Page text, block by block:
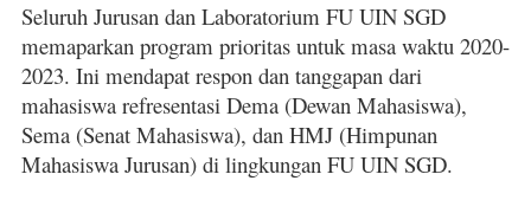
Seluruh Jurusan dan Laboratorium FU UIN SGD
memaparkan program prioritas untuk masa waktu 2020-
2023. Ini mendapat respon dan tanggapan dari
mahasiswa refresentasi Dema (Dewan Mahasiswa),
Sema (Senat Mahasiswa), dan HMJ (Himpunan
Mahasiswa Jurusan) di lingkungan FU UIN SGD.